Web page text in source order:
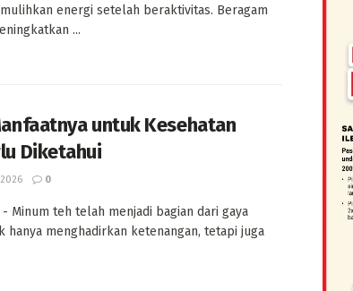
energi setelah beraktivitas. Beragam
...
untuk Kesehatan
Diketahui
0
- Minum teh telah menjadi bagian dari gaya
hanya menghadirkan ketenangan, tetapi juga